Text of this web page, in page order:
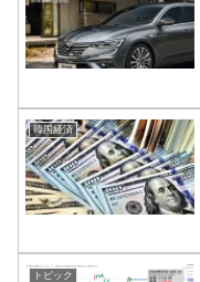
韓国経済
トピック